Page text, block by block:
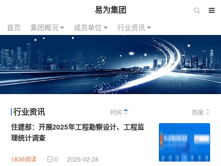
易为集团
首页 集团概况 成员单位 行业资讯
行业资讯 时间 热度
住建部：开展2025年工程勘察设计、工程监
理统计调查
1836阅读 0 2026-02-28